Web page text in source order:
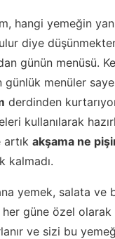
hangi yemeğin
diye
günün menüsü.
günlük menüler
derdinden
kullanılarak
akşama ne
kalmadı.
yemek, salata ve
güne özel olarak
ve sizi bu